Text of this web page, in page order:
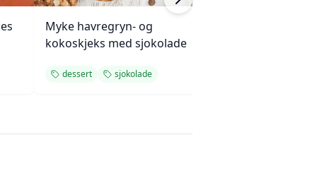
Myke havregryn- og
kokoskjeks med sjokolade
dessert sjokolade